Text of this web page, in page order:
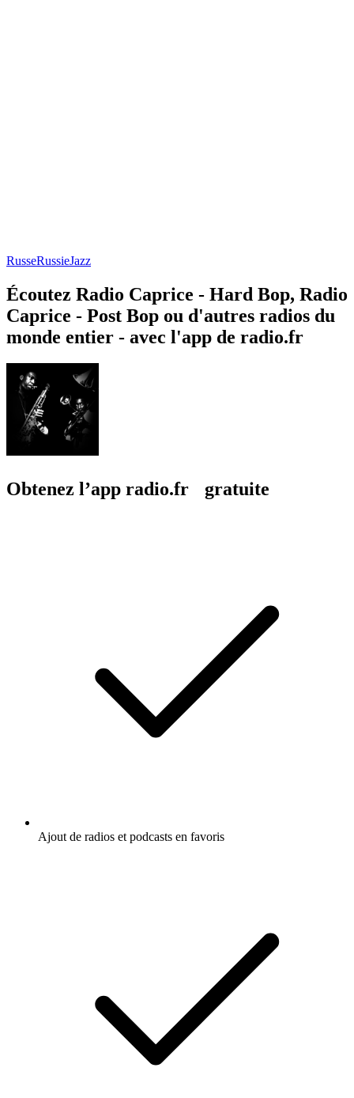
RusseRussieJazz
Écoutez Radio Caprice - Hard Bop, Radio
Caprice - Post Bop ou d'autres radios du
monde entier - avec l'app de radio.fr
Obtenez l’app radio.fr gratuite
Ajout de radios et podcasts en favoris